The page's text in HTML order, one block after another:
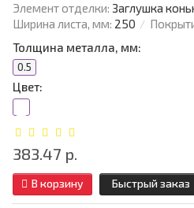
Элемент отделки: Заглушка
Ширина листа, мм: 250
Толщина металла, мм:
0.5
Цвет:
383.47 р.
В корзину Быстрый заказ